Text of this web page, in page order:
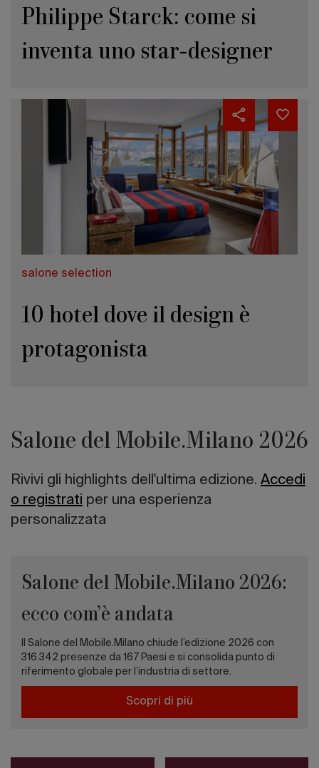
Philippe Starck: come si
inventa uno star-designer
salone selection
10 hotel dove il design è
protagonista
Salone del Mobile.Milano 2026
Rivivi gli highlights dell'ultima edizione. Accedi
o registrati per una esperienza
personalizzata
Salone del Mobile.Milano 2026:
ecco com’è andata
Il Salone del Mobile.Milano chiude l’edizione 2026 con
316.342 presenze da 167 Paesi e si consolida punto di
riferimento globale per l’industria di settore.
Scopri di più